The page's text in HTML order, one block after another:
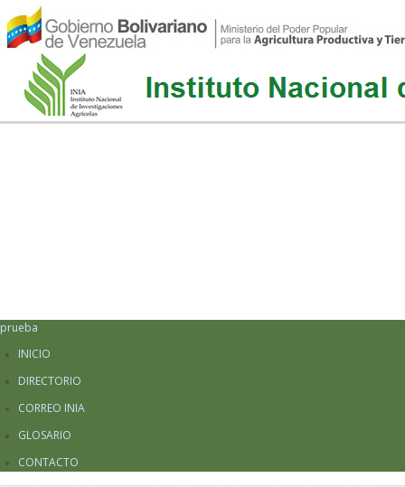
prueba
INICIO
DIRECTORIO
CORREO INIA
GLOSARIO
CONTACTO